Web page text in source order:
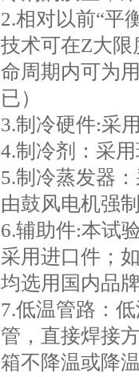
2.相对以前“平
技术可在Z大
命周期内可为
已）
3.制冷硬件:采
4.制冷剂：采
5.制冷蒸发器
由鼓风电机强
6.辅助件:本试
采用进口件；
均选用国内品
7.低温管路：
管，直接焊接
箱不降温或降